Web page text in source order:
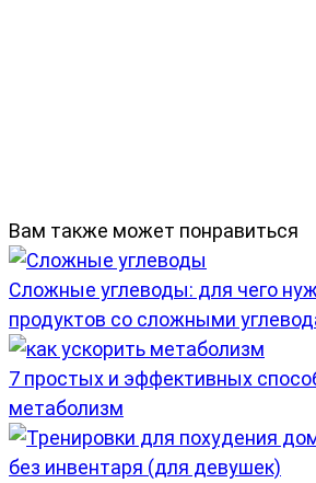
Вам также может понравиться
Сложные углеводы: для чего
продуктов со сложными
7 простых и эффективных
метаболизм